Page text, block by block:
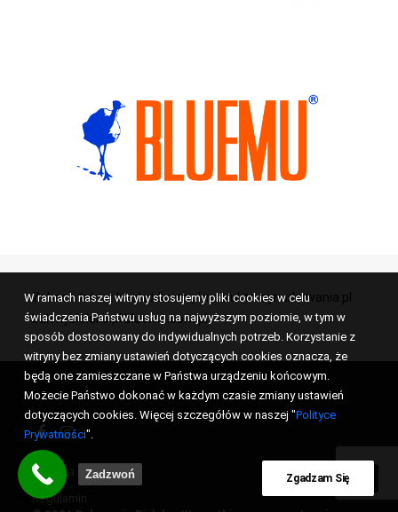
Zobacz także:beskiddivers.pl instruktorzynurkowania.pl
balonybielsko.plbluemu.com.pl
Regulamin
Polityka prywatności
W ramach naszej witryny stosujemy pliki cookies w celu
świadczenia Państwu usług na najwyższym poziomie, w tym w
sposób dostosowany do indywidualnych potrzeb. Korzystanie z
witryny bez zmiany ustawień dotyczących cookies oznacza, że
będą one zamieszczane w Państwa urządzeniu końcowym.
Możecie Państwo dokonać w każdym czasie zmiany ustawień
dotyczących cookies. Więcej szczegółów w naszej "Polityce
Prywatności".
Zgadzam Się
Zadzwoń